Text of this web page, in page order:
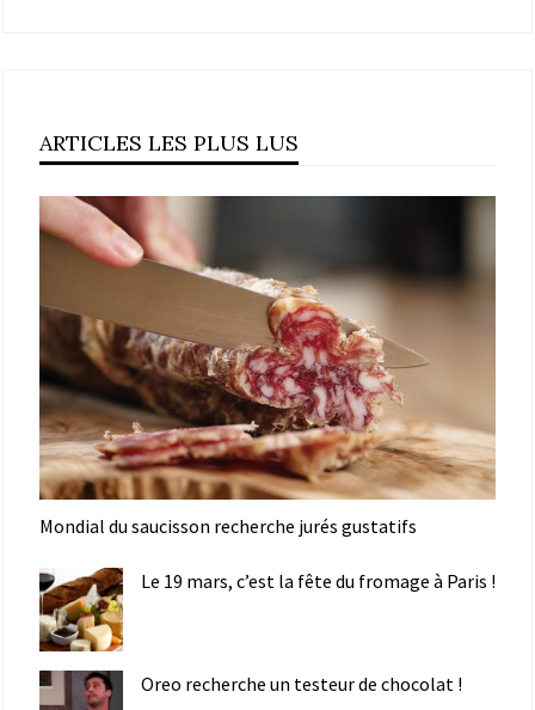
ARTICLES LES PLUS LUS
Mondial du saucisson recherche jurés gustatifs
Le 19 mars, c’est la fête du fromage à Paris !
Oreo recherche un testeur de chocolat !